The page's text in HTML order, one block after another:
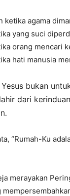
ketika agama
yang suci
orang mencari
hati manusia
Yesus bukan
dari
“Rumah-Ku
merayakan